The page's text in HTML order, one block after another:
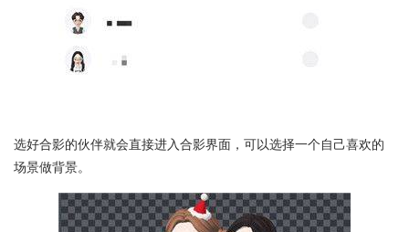
选好合影的伙伴就会直接进入合影界面，可以选择一个自己喜欢的
场景做背景。